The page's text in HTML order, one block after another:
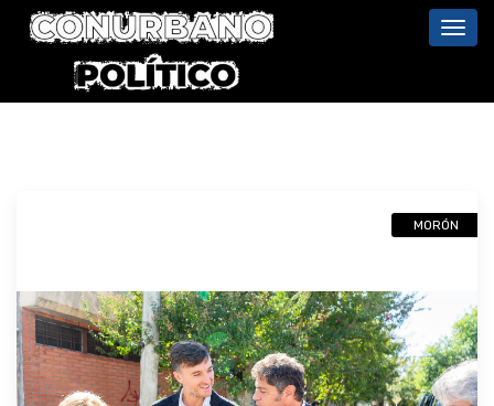
MORÓN